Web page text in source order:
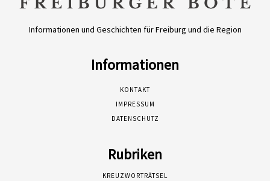
Informationen und Geschichten für Freiburg und die Region
Informationen
KONTAKT
IMPRESSUM
DATENSCHUTZ
Rubriken
KREUZWORTRÄTSEL